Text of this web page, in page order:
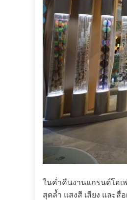
ในค่ำคืนงานแกรนด์โอเ
สุดล้ำ แสงสี เสียง และ